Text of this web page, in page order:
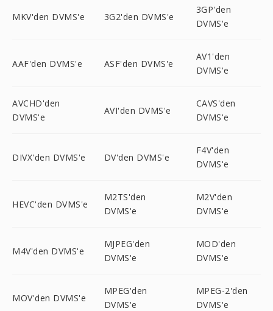
MKV'den DVMS'e 3G2'den DVMS'e
3GP'den
DVMS'e
AAF'den DVMS'e ASF'den DVMS'e
AV1'den
DVMS'e
AVCHD'den
DVMS'e
AVI'den DVMS'e
CAVS'den
DVMS'e
DIVX'den DVMS'e DV'den DVMS'e
F4V'den
DVMS'e
HEVC'den DVMS'e
M2TS'den
DVMS'e
M2V'den
DVMS'e
M4V'den DVMS'e
MJPEG'den
DVMS'e
MOD'den
DVMS'e
MOV'den DVMS'e
MPEG'den
DVMS'e
MPEG-2'den
DVMS'e